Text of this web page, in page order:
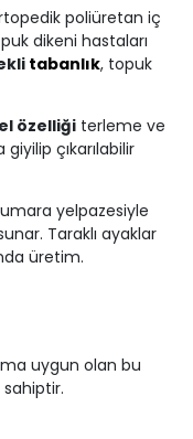
poliüretan iç
dikeni hastaları
tabanlık, topuk
özelliğiterleme ve
çıkarılabilir
yelpazesiyle
Taraklı ayaklar
üretim.
uygun olan bu